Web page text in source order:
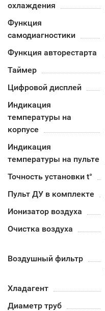
охлаждения
Функция
самодиагностики
Функция авторестарта
Таймер
Цифровой дисплей
Индикация
температуры на
корпусе
Индикация
температуры на пульте
Точность установки t°
Пульт ДУ в комплекте
Ионизатор воздуха
Очистка воздуха
Воздушный фильтр
Хладагент
Диаметр труб